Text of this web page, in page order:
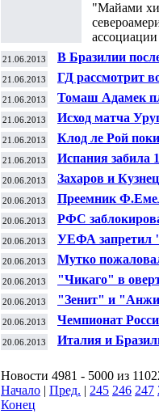
"Майами
21.06.2013
В Бразилии
попытались
представители
21.06.2013
ГД рассмотрит
фанатами-
21.06.2013
Томаш Адамек
следующем году
21.06.2013
Исход матча
концентрации -
21.06.2013
Клод ле Рой
Конго по
21.06.2013 Испания забила
20.06.2013
Захаров и
прыжкам в воду
20.06.2013
Преемник
полминуты
20.06.2013 РФС
20.06.2013 УЕФА запретил
20.06.2013 Мутко
20.06.2013
"Чикаго" в
серии плей-офф
20.06.2013
"Зенит" и "Анжи"
махачкалинцев
20.06.2013
Чемпионат
Самаре
20.06.2013
Италия и
Новости 4981 - 5000 из
Начало | Пред. | 245 246 247
Конец